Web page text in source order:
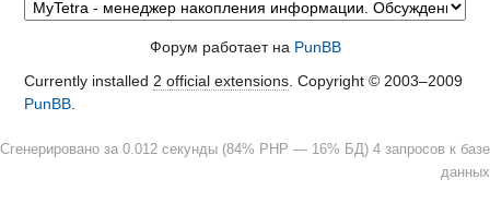
Форум работает на PunBB
Currently installed 2 official extensions. Copyright © 2003–2009
PunBB.
Сгенерировано за 0.012 секунды (84% PHP — 16% БД) 4 запросов к базе
данных